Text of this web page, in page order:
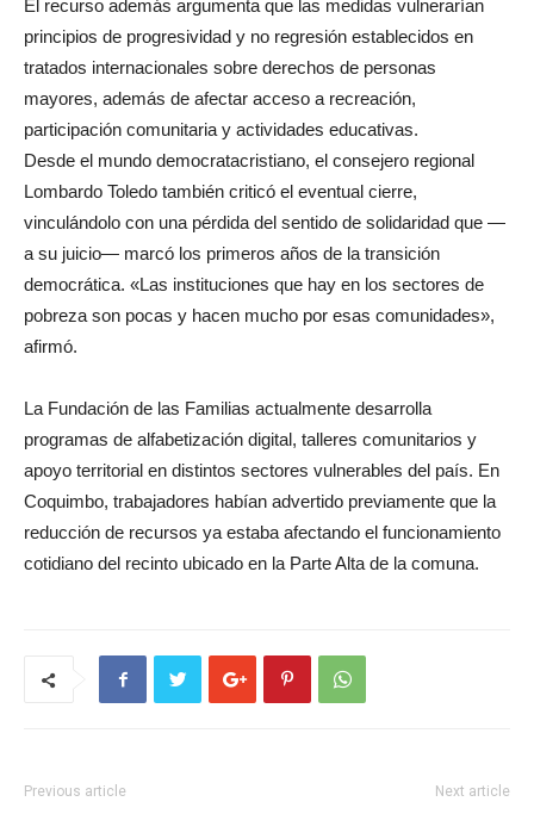
El recurso además argumenta que las medidas vulnerarían
principios de progresividad y no regresión establecidos en
tratados internacionales sobre derechos de personas
mayores, además de afectar acceso a recreación,
participación comunitaria y actividades educativas.
Desde el mundo democratacristiano, el consejero regional
Lombardo Toledo también criticó el eventual cierre,
vinculándolo con una pérdida del sentido de solidaridad que —
a su juicio— marcó los primeros años de la transición
democrática. «Las instituciones que hay en los sectores de
pobreza son pocas y hacen mucho por esas comunidades»,
afirmó.
La Fundación de las Familias actualmente desarrolla
programas de alfabetización digital, talleres comunitarios y
apoyo territorial en distintos sectores vulnerables del país. En
Coquimbo, trabajadores habían advertido previamente que la
reducción de recursos ya estaba afectando el funcionamiento
cotidiano del recinto ubicado en la Parte Alta de la comuna.
Previous article Next article